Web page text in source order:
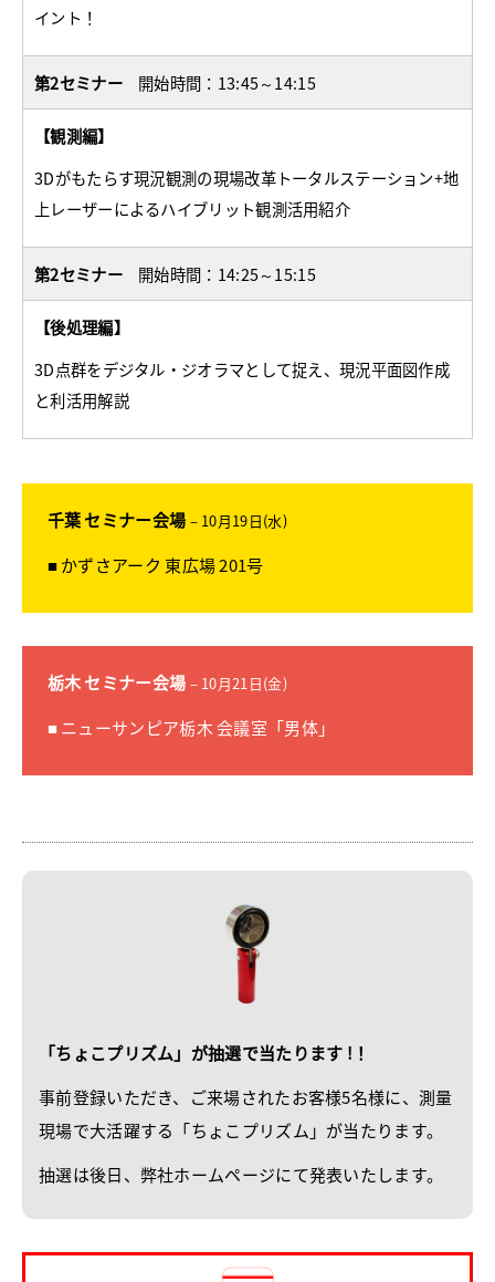
イント！
第2セミナー 開始時間：13:45～14:15
【観測編】
3Dがもたらす現況観測の現場改革トータルステーション+地
上レーザーによるハイブリット観測活用紹介
第2セミナー 開始時間：14:25～15:15
【後処理編】
3D点群をデジタル・ジオラマとして捉え、現況平面図作成
と利活用解説
千葉 セミナー会場 – 10月19日(水)
■ かずさアーク 東広場 201号
栃木 セミナー会場 – 10月21日(金)
■ ニューサンピア栃木 会議室「男体」
「ちょこプリズム」が抽選で当たります !！
事前登録いただき、ご来場されたお客様5名様に、測量
現場で大活躍する「ちょこプリズム」が当たります。
抽選は後日、弊社ホームページにて発表いたします。